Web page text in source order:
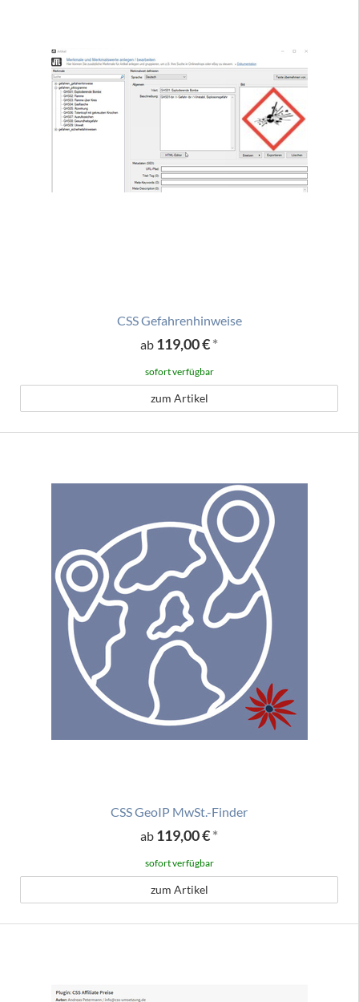
CSS Gefahrenhinweise
ab 119,00 €*
sofort verfügbar
zum Artikel
CSS GeoIP MwSt.-Finder
ab 119,00 €*
sofort verfügbar
zum Artikel